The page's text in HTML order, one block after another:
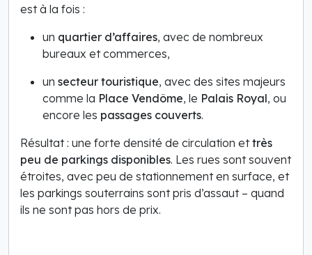
est à la fois :
un quartier d’affaires, avec de nombreux
bureaux et commerces,
un secteur touristique, avec des sites majeurs
comme la Place Vendôme, le Palais Royal, ou
encore les passages couverts.
Résultat : une forte densité de circulation ettrès
peu de parkings disponibles. Les rues sont souvent
étroites, avec peu de stationnement en surface, et
les parkings souterrains sont pris d’assaut – quand
ils ne sont pas hors de prix.